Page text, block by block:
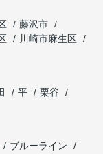
藤沢市
川崎市麻生区
平
栗谷
ブルーライン